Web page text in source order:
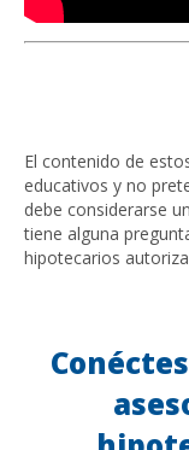
El contenido de
educativos y no
debe considerarse
tiene alguna
hipotecarios